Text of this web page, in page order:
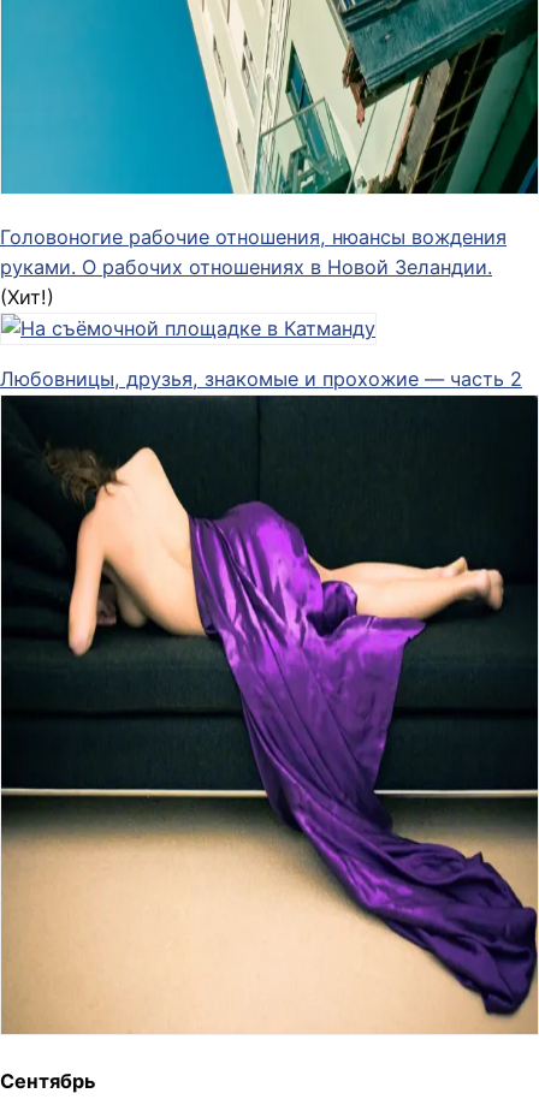
Головоногие рабочие отношения, нюансы вождения
руками. О рабочих отношениях в Новой Зеландии.
(Хит!)
Любовницы, друзья, знакомые и прохожие — часть 2
Сентябрь